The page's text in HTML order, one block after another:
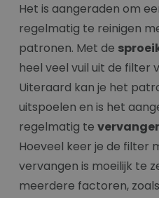
Het is aangeraden om
regelmatig te reinigen
patronen. Met de
heel veel vuil uit de filter
Uiteraard kan je het
uitspoelen en is het
regelmatig te
Hoeveel keer je de filter
vervangen is moeilijk te
meerdere factoren,